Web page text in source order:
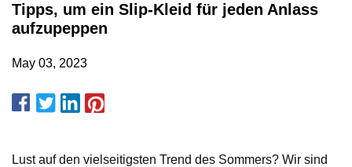
Tipps, um ein Slip-Kleid für jeden Anlass
aufzupeppen
May 03, 2023
Lust auf den vielseitigsten Trend des Sommers? Wir sind